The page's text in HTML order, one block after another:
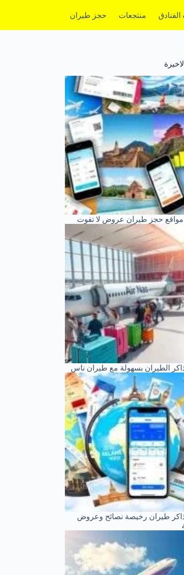
الفنادق منتجعات حجز طيران
حجز طيران عروض لا تفوت
الطيران بسهولة مع طيران ناس
طيران رخيصة نصائح وعروض